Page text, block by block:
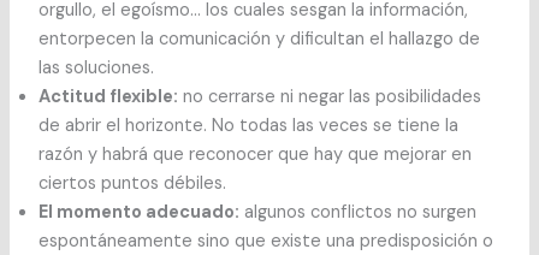
orgullo, el egoísmo… los cuales sesgan la información,
entorpecen la comunicación y dificultan el hallazgo de
las soluciones.
Actitud flexible: no cerrarse ni negar las posibilidades
de abrir el horizonte. No todas las veces se tiene la
razón y habrá que reconocer que hay que mejorar en
ciertos puntos débiles.
El momento adecuado: algunos conflictos no surgen
espontáneamente sino que existe una predisposición o